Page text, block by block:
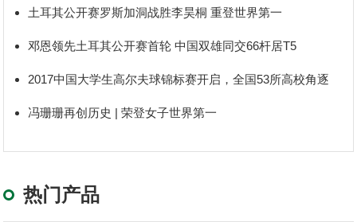
土耳其公开赛罗斯加洞战胜李昊桐 重登世界第一
邓恩领先土耳其公开赛首轮 中国双雄同交66杆居T5
2017中国大学生高尔夫球锦标赛开启，全国53所高校角逐
冯珊珊再创历史 | 荣登女子世界第一
热门产品